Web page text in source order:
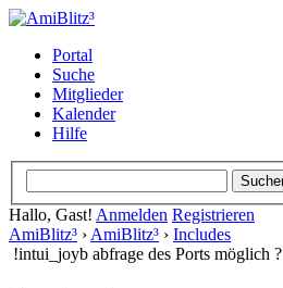
Portal
Suche
Mitglieder
Kalender
Hilfe
Hallo, Gast! Anmelden Registrieren
AmiBlitz³ › AmiBlitz³ › Includes
!intui_joyb abfrage des Ports möglich ?